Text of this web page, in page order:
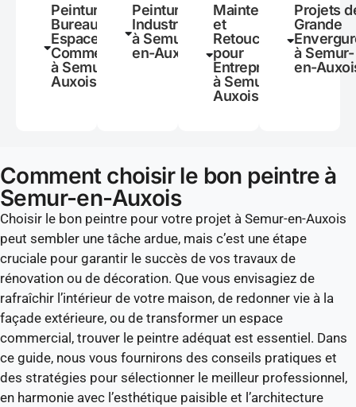
Peinture de
Bureaux et
Espaces
Commerciaux
à Semur-en-
Auxois
Peinture
Industrielle
à Semur-
en-Auxois
Maintenance
et
Retouches
pour
Entreprises
à Semur-en-
Auxois
Projets
Grande
à Semur-
en-
Comment choisir le bon peintre à
Semur-en-Auxois
Choisir le bon peintre pour votre projet à Semur-en-Auxois
peut sembler une tâche ardue, mais c’est une étape
cruciale pour garantir le succès de vos travaux de
rénovation ou de décoration. Que vous envisagiez de
rafraîchir l’intérieur de votre maison, de redonner vie à la
façade extérieure, ou de transformer un espace
commercial, trouver le peintre adéquat est essentiel. Dans
ce guide, nous vous fournirons des conseils pratiques et
des stratégies pour sélectionner le meilleur professionnel,
en harmonie avec l’esthétique paisible et l’architecture